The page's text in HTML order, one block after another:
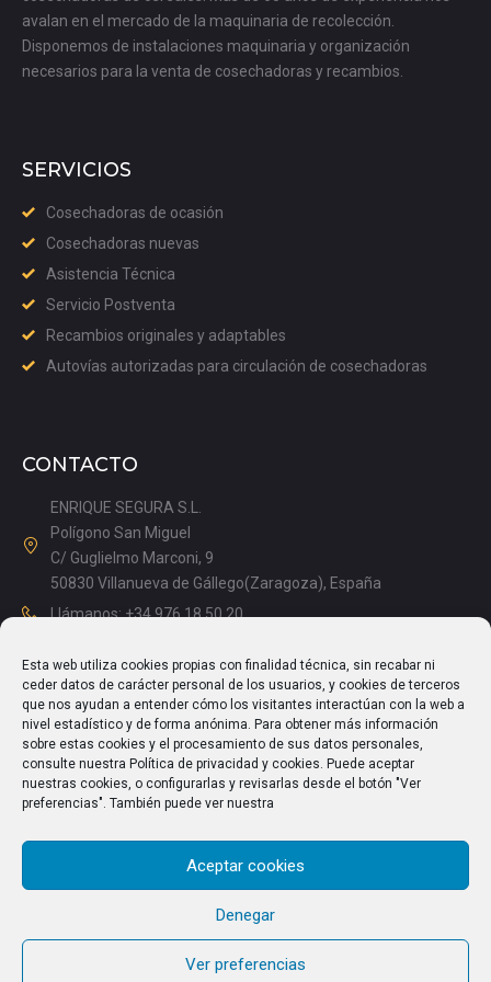
Esta web utiliza cookies propias con finalidad técnica, sin recabar ni
ceder datos de carácter personal de los usuarios, y cookies de terceros
que nos ayudan a entender cómo los visitantes interactúan con la web a
nivel estadístico y de forma anónima. Para obtener más información
sobre estas cookies y el procesamiento de sus datos personales,
consulte nuestra Política de privacidad y cookies. Puede aceptar
nuestras cookies, o configurarlas y revisarlas desde el botón "Ver
preferencias". También puede ver nuestra
Aceptar cookies
Denegar
Ver preferencias
avalan en el mercado de la maquinaria de recolección.
Disponemos de instalaciones maquinaria y organización
necesarios para la venta de cosechadoras y recambios.
SERVICIOS
Cosechadoras de ocasión
Cosechadoras nuevas
Asistencia Técnica
Servicio Postventa
Recambios originales y adaptables
Autovías autorizadas para circulación de cosechadoras
CONTACTO
ENRIQUE SEGURA S.L.
Polígono San Miguel
C/ Guglielmo Marconi, 9
50830 Villanueva de Gállego(Zaragoza), España
Llámanos: +34 976 18 50 20
Tardes: 14.00 – 17.15
info@enriquesegura.com
TEXTOS LEGALES
Aviso Legal
Política de Privacidad